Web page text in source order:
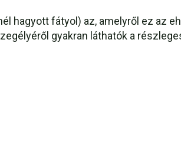
hagyott fátyol) az, amelyről ez az
gyakran láthatók a